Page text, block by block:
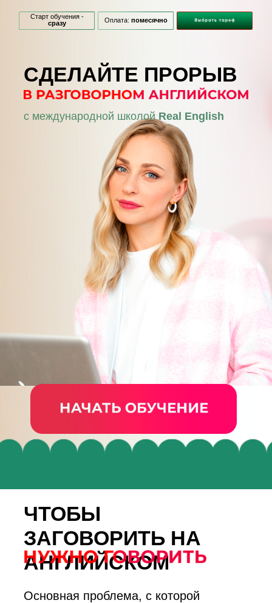
Оплата: помесячно
СДЕЛАЙТЕ ПРОРЫВ
Старт обучения -
сразу
с международной школойReal English
ЧТОБЫ
ЗАГОВОРИТЬ НА
АНГЛИЙСКОМ
Основная проблема, с которой